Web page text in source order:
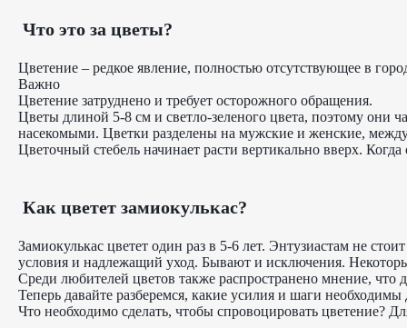
Что это за цветы?
Цветение – редкое явление, полностью отсутствующее в
Важно
Цветение затруднено и требует осторожного обращения.
Цветы длиной 5-8 см и светло-зеленого цвета, поэтому они
насекомыми. Цветки разделены на мужские и женские, между
Цветочный стебель начинает расти вертикально вверх.
Как цветет замиокулькас?
Замиокулькас цветет один раз в 5-6 лет. Энтузиастам не
условия и надлежащий уход. Бывают и исключения.
Среди любителей цветов также распространено мнение, что
Теперь давайте разберемся, какие усилия и шаги
Что необходимо сделать, чтобы спровоцировать цветение?